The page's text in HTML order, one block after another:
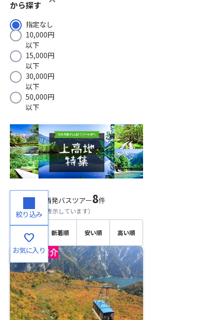
から探す
指定なし
10,000円
以下
15,000円
以下
30,000円
以下
50,000円
以下
絞り込み
favorite
お気に入り
検索結果 関西発バスツアー8件
1～8件目を表示しています）
おすす
め順
新着順 安い順 高い順